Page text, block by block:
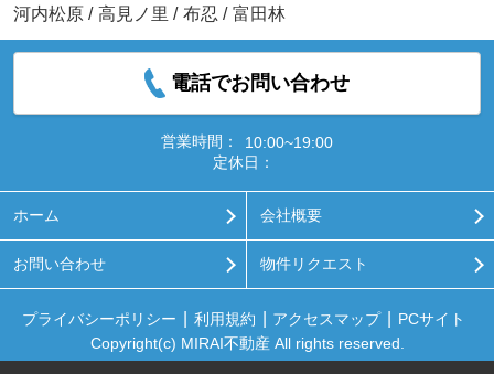
河内松原 / 高見ノ里 / 布忍 / 富田林
電話でお問い合わせ
営業時間：
10:00~19:00
定休日：
ホーム 会社概要
お問い合わせ 物件リクエスト
プライバシーポリシー 利用規約 アクセスマップ
PCサイト
Copyright(c) MIRAI不動産 All rights reserved.